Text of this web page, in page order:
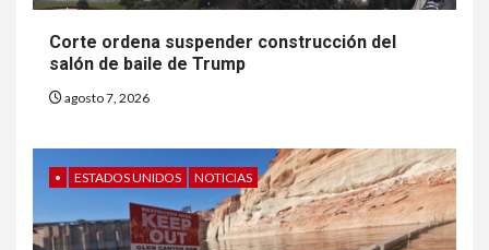
Corte ordena suspender construcción del
salón de baile de Trump
agosto 7, 2026
• ESTADOS UNIDOS NOTICIAS
7
• ESTADOS UNIDOS HOGAR Y SALUD
NOTICIAS